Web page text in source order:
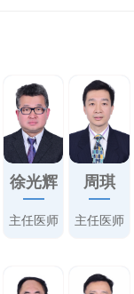
徐光辉
主任医师
周琪
主任医师